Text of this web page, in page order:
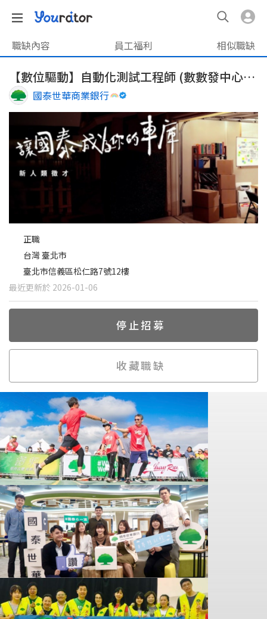
職缺內容 員工福利 相似職缺
【數位驅動】自動化測試工程師 (數數發中心，DDT)
國泰世華商業銀行
正職
台灣 臺北市
臺北市信義區松仁路7號12樓
最近更新於 2026-01-06
停止招募
收藏職缺